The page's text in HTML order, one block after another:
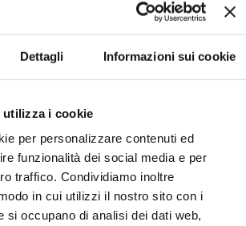
Dettagli Informazioni sui cookie
i cookie
per personalizzare contenuti ed
funzionalità dei social media e per
traffico. Condividiamo inoltre
in cui utilizzi il nostro sito con i
si occupano di analisi dei dati web,
con * sono obbligatori